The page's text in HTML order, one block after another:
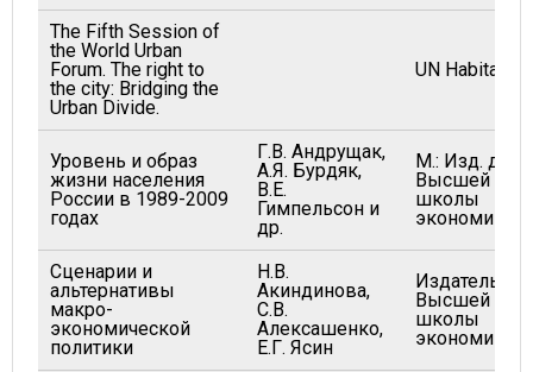
The Fifth Session of
the World Urban
Forum. The right to
the city: Bridging the
Urban Divide.
UN Habitat
Уровень и образ
жизни населения
России в 1989-2009
годах
Г.В. Андрущак,
А.Я. Бурдяк,
В.Е.
Гимпельсон и
др.
М.: Изд. дом
Высшей
школы
экономики
Сценарии и
альтернативы
макро-
экономической
политики
Н.В.
Акиндинова,
С.В.
Алексашенко,
Е.Г. Ясин
Высшей
школы
экономики